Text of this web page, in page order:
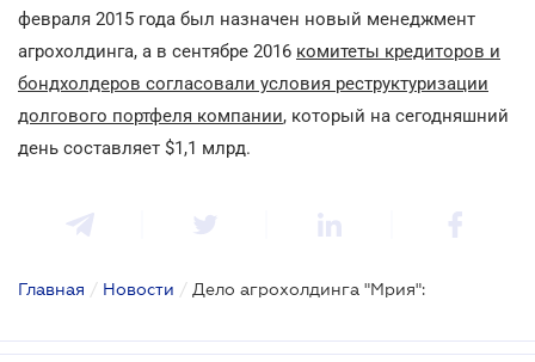
февраля 2015 года был назначен новый менеджмент
агрохолдинга, а в сентябре 2016 комитеты кредиторов и
бондхолдеров согласовали условия реструктуризации
долгового портфеля компании, который на сегодняшний
день составляет $1,1 млрд.
Главная / Новости / Дело агрохолдинга "Мрия":